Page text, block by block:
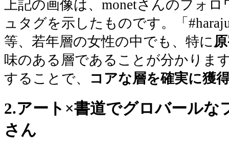
上記の画像は、monetさんのフォ
ュタグを示したものです。「
等、若年層の女性の中でも、特に
味のある層であることが分かりま
することで、
コアな層を確実に獲
2.アート×書道でグロバール
さん